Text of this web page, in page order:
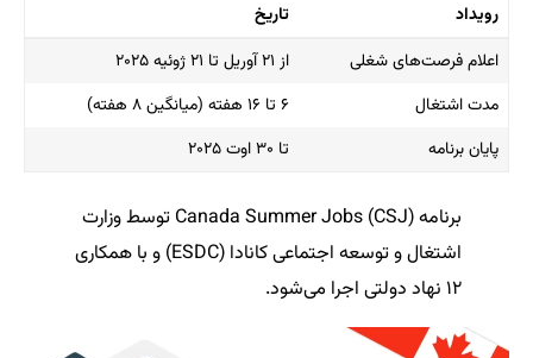
رویداد
تاریخ
رویداد
تاریخ اعلام فرصت‌های شغلی
از ۲۱ آوریل تا ۲۱ ژوئیه ۲۰۲۵
مدت اشتغال
۶ تا ۱۶ هفته (میانگین ۸ هفته)
پایان برنامه
تا ۳۰ اوت ۲۰۲۵
برنامه Canada Summer Jobs (CSJ) توسط وزارت
اشتغال و توسعه اجتماعی کانادا (ESDC) و با همکاری
۱۲ نهاد دولتی اجرا می‌شود.